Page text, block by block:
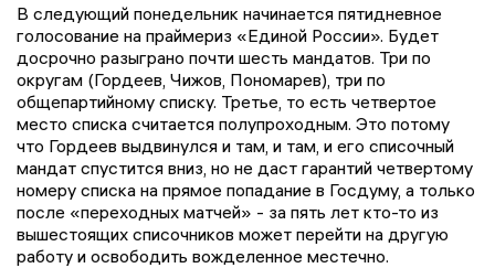
В следующий понедельник начинается пятидневное
голосование на праймериз «Единой России». Будет
досрочно разыграно почти шесть мандатов. Три по
округам (Гордеев, Чижов, Пономарев), три по
общепартийному списку. Третье, то есть четвертое
место списка считается полупроходным. Это потому
что Гордеев выдвинулся и там, и там, и его списочный
мандат спустится вниз, но не даст гарантий четвертому
номеру списка на прямое попадание в Госдуму, а только
после «переходных матчей» - за пять лет кто-то из
вышестоящих списочников может перейти на другую
работу и освободить вожделенное местечно.